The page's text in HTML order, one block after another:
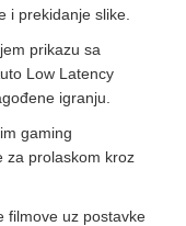
i prekidanje slike.
prikazu sa
Low Latency
igranju.
gaming
za prolaskom kroz
filmove uz postavke